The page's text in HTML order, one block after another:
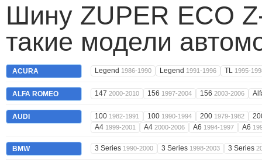
Шину ZUPER ECO
такие модели
ACURA Legend 1986-1990 Legend 1991-1996 TL 1995-
ALFA ROMEO 147 2000-2010 156 1997-2004 156 2003-2006
AUDI 100 1982-1991 100 1990-1994 200 1979-1982
A4 1999-2001 A4 2000-2006 A6 1994-1997 A6
BMW 3 Series 1990-2000 3 Series 1998-2003 3 Series